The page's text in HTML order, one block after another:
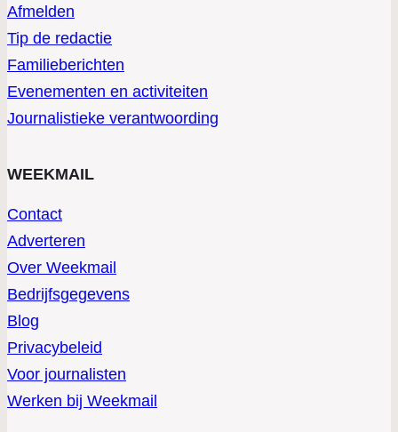
Afmelden
Tip de redactie
Familieberichten
Evenementen en activiteiten
Journalistieke verantwoording
WEEKMAIL
Contact
Adverteren
Over Weekmail
Bedrijfsgegevens
Blog
Privacybeleid
Voor journalisten
Werken bij Weekmail